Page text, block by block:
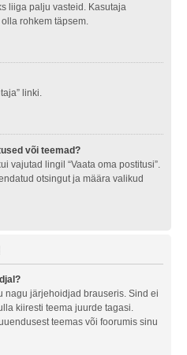
liiga palju vasteid. Kasutaja
rohkem täpsem.
linki.
või teemad?
vajutad lingil “Vaata oma postitusi”.
otsingut ja määra valikud
nagu järjehoidjad brauseris. Sind ei
kiiresti teema juurde tagasi.
teemas või foorumis sinu